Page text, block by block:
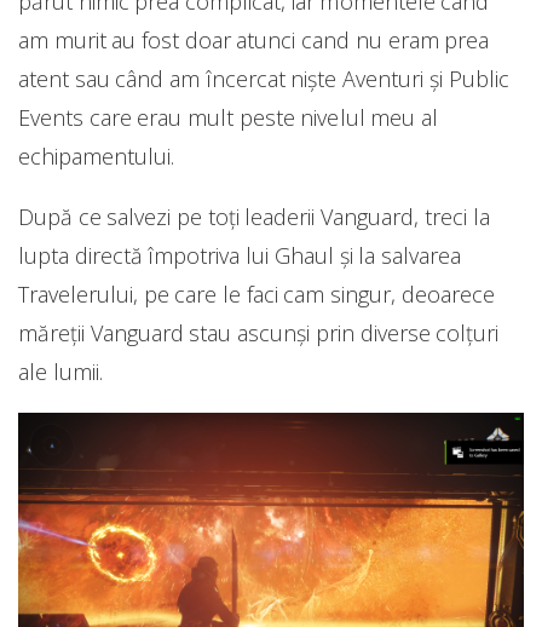
am murit au fost doar atunci cand nu eram prea
atent sau când am încercat niște Aventuri și Public
Events care erau mult peste nivelul meu al
echipamentului.
După ce salvezi pe toți leaderii Vanguard, treci la
lupta directă împotriva lui Ghaul și la salvarea
Travelerului, pe care le faci cam singur, deoarece
măreții Vanguard stau ascunși prin diverse colțuri
ale lumii.